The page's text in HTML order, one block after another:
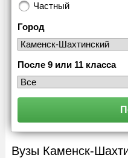
Частный
Город
После 9 или 11 класса
Вузы Каменск-